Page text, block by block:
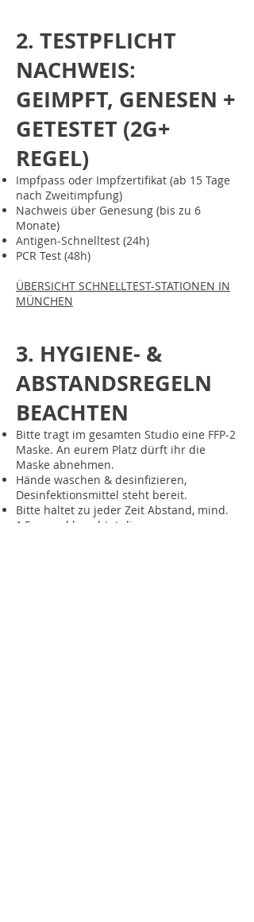
2. TESTPFLICHT
NACHWEIS:
GEIMPFT, GENESEN +
GETESTET (2G+
REGEL)
Impfpass oder Impfzertifikat (ab 15 Tage
nach Zweitimpfung)
Nachweis über Genesung (bis zu 6
Monate)
Antigen-Schnelltest (24h)
PCR Test (48h)
ÜBERSICHT SCHNELLTEST-STATIONEN IN
MÜNCHEN
3. HYGIENE- &
ABSTANDSREGELN
BEACHTEN
Bitte tragt im gesamten Studio eine FFP-2
Maske. An eurem Platz dürft ihr die
Maske abnehmen.
Hände waschen & desinfizieren,
Desinfektionsmittel steht bereit.
Bitte haltet zu jeder Zeit Abstand, mind.
1,5 m und beachtet die